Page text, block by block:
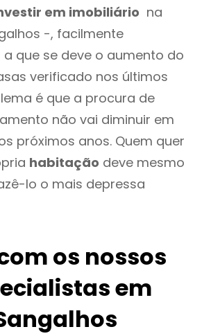
em imobiliário na
-, facilmente
que se deve o aumento do
verificado nos últimos
é que a procura de
não vai diminuir em
próximos anos. Quem quer
habitação deve mesmo
lo o mais depressa
os nossos
em